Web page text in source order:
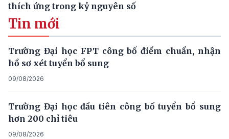
thích ứng trong kỷ nguyên số
Tin mới
Trường Đại học FPT công bố điểm chuẩn, nhận
hồ sơ xét tuyển bổ sung
09/08/2026
Trường Đại học đầu tiên công bố tuyển bổ sung
hơn 200 chỉ tiêu
09/08/2026